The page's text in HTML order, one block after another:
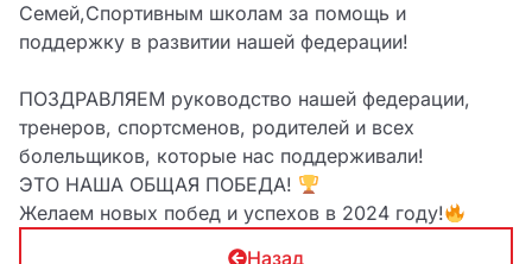
Семей,Спортивным школам за помощь и
поддержку в развитии нашей федерации!
ПОЗДРАВЛЯЕМ руководство нашей федерации,
тренеров, спортсменов, родителей и всех
болельщиков, которые нас поддерживали!
ЭТО НАША ОБЩАЯ ПОБЕДА!
Желаем новых побед и успехов в 2024 году!
Назад